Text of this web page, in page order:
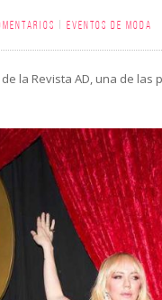
EVENTOS DE MODA
la Revista AD, una de